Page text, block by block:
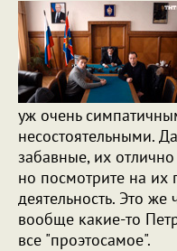
уж очень
несостоятельными.
забавные, их
но посмотрите на их
деятельность. Это же
вообще какие-то
все "проэтосамое".